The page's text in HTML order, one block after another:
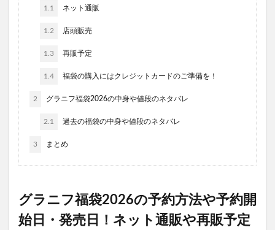
1.1 ネット通販
1.2 店頭販売
1.3 再販予定
1.4 福袋の購入にはクレジットカードのご準備を！
2 グラニフ福袋2026の中身や値段のネタバレ
2.1 過去の福袋の中身や値段のネタバレ
3 まとめ
グラニフ福袋2026の予約方法や予約開
始日・発売日！ネット通販や再販予定